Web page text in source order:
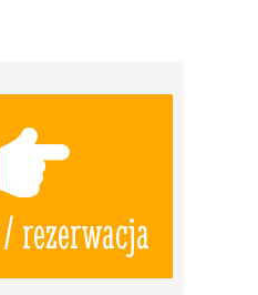
rezerwacja